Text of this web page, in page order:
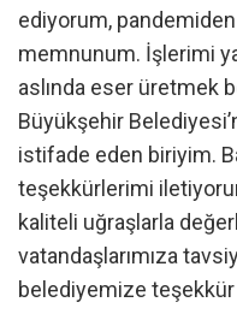
ediyorum,
memnunum. İşlerimi
aslında eser üretmek
Büyükşehir
istifade eden biriyim.
teşekkürlerimi
kaliteli uğraşlarla
vatandaşlarımıza
belediyemize teşekkür